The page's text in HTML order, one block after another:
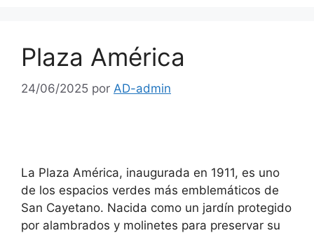
Plaza América
24/06/2025 por AD-admin
La Plaza América, inaugurada en 1911, es uno
de los espacios verdes más emblemáticos de
San Cayetano. Nacida como un jardín protegido
por alambrados y molinetes para preservar su